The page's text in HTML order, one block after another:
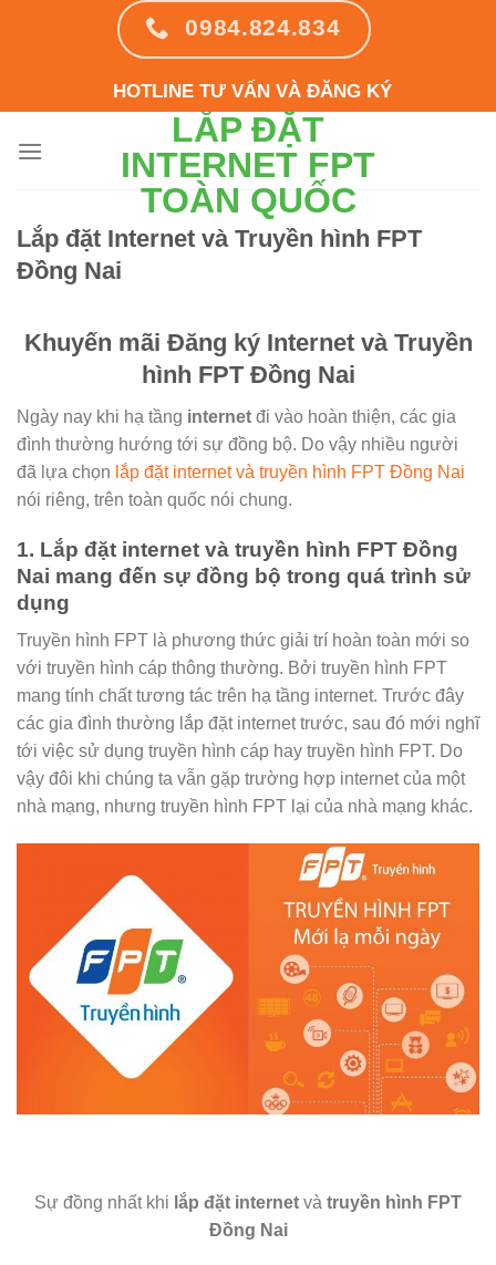
0984.824.834
HOTLINE TƯ VẤN VÀ ĐĂNG KÝ
LẮP ĐẶT
INTERNET FPT
TOÀN QUỐC
Lắp đặt Internet và Truyền hình FPT
Đồng Nai
Khuyến mãi Đăng ký Internet và Truyền
hình FPT Đồng Nai
Ngày nay khi hạ tầng internet đi vào hoàn thiện, các gia
đình thường hướng tới sự đồng bộ. Do vậy nhiều người
đã lựa chọn lắp đặt internet và truyền hình FPT Đồng Nai
nói riêng, trên toàn quốc nói chung.
1. Lắp đặt internet và truyền hình FPT Đồng
Nai mang đến sự đồng bộ trong quá trình sử
dụng
Truyền hình FPT là phương thức giải trí hoàn toàn mới so
với truyền hình cáp thông thường. Bởi truyền hình FPT
mang tính chất tương tác trên hạ tầng internet. Trước đây
các gia đình thường lắp đặt internet trước, sau đó mới nghĩ
tới việc sử dụng truyền hình cáp hay truyền hình FPT. Do
vậy đôi khi chúng ta vẫn gặp trường hợp internet của một
nhà mạng, nhưng truyền hình FPT lại của nhà mạng khác.
Sự đồng nhất khi lắp đặt internet và truyền hình FPT
Đồng Nai